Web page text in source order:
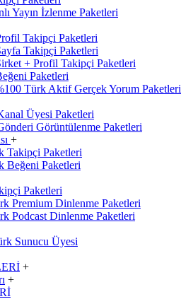
Yayın İzlenme Paketleri
Takipçi Paketleri
Takipçi Paketleri
+ Profil Takipçi Paketleri
Paketleri
Türk Aktif Gerçek Yorum Paketleri
Üyesi Paketleri
Görüntülenme Paketleri
+
Takipçi Paketleri
Beğeni Paketleri
Paketleri
Premium Dinlenme Paketleri
Podcast Dinlenme Paketleri
Sunucu Üyesi
+
+